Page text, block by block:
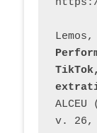
v. 26,